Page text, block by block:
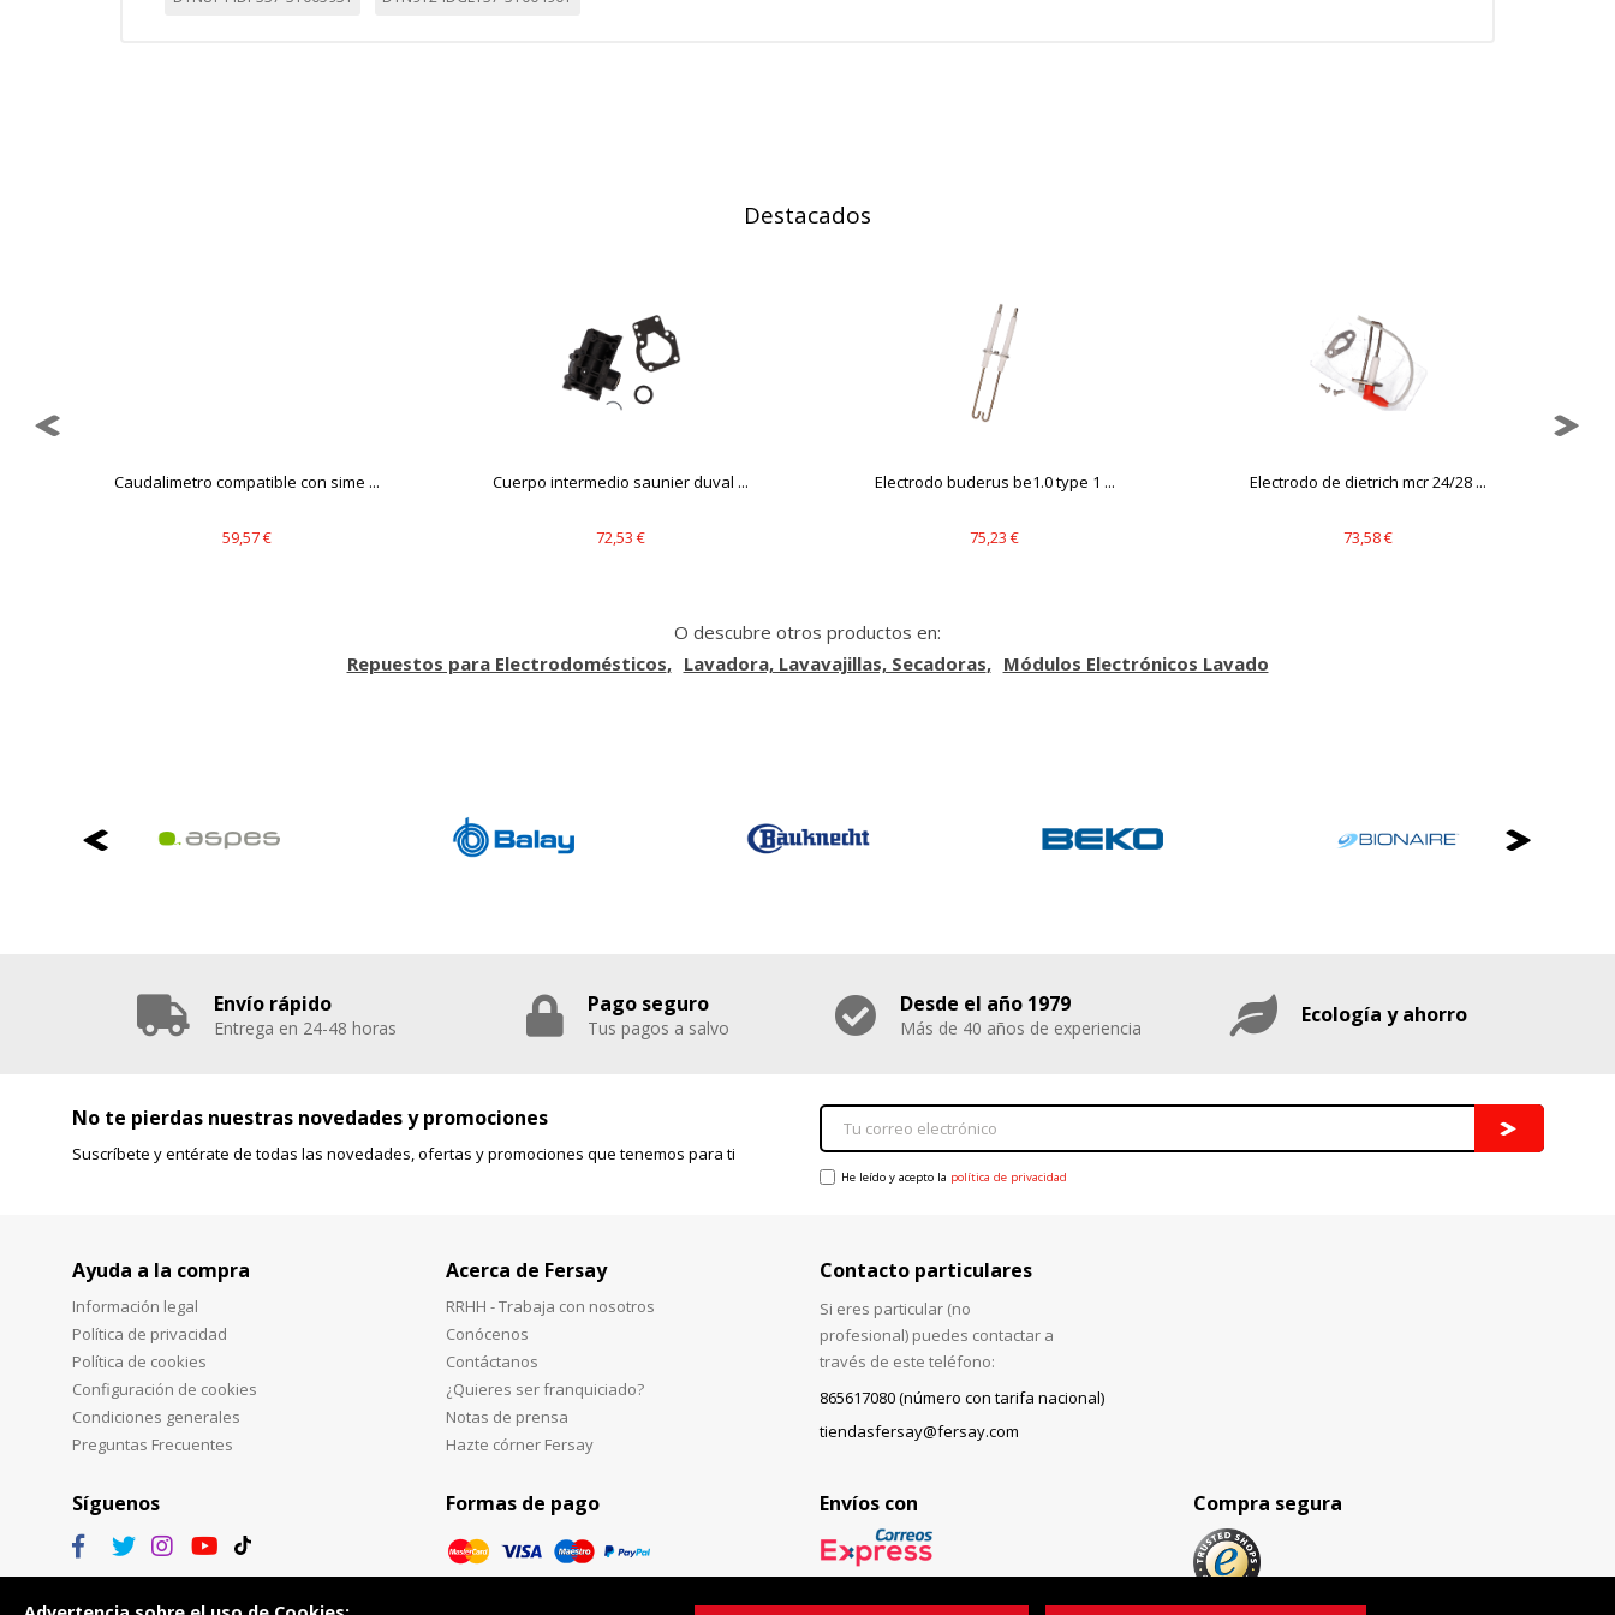
Destacados
Caudalimetro compatible con sime ...
59,57 €
Cuerpo intermedio saunier duval ...
72,53 €
Electrodo buderus be1.0 type 1 ...
75,23 €
Electrodo de dietrich mcr 24/28 ...
73,58 €
O descubre otros productos en:
Repuestos para Electrodomésticos
Lavadora, Lavavajillas, Secadoras Módulos Electrónicos Lavado
Envío rápido
Entrega en 24-48 horas
Pago seguro
Tus pagos a salvo
Desde el año 1979
Más de 40 años de experiencia Ecología y ahorro
No te pierdas nuestras novedades y promociones
Suscríbete y entérate de todas las novedades, ofertas y promociones que tenemos para ti
He leído y acepto la política de privacidad
Ayuda a la compra
Información legal
Política de privacidad
Política de cookies
Configuración de cookies
Condiciones generales
Preguntas Frecuentes
Acerca de Fersay
RRHH - Trabaja con nosotros
Conócenos
Contáctanos
¿Quieres ser franquiciado?
Notas de prensa
Hazte córner Fersay
Contacto particulares
Si eres particular (no
profesional) puedes contactar a
través de este teléfono:
865617080 (número con tarifa nacional)
tiendasfersay@fersay.com
Síguenos Formas de pago Envíos con Compra segura